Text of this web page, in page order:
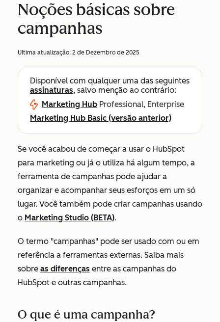
Noções básicas sobre
campanhas
Ultima atualização: 2 de Dezembro de 2025
Disponível com qualquer uma das seguintes
assinaturas, salvo menção ao contrário:
Marketing Hub Professional, Enterprise
Marketing Hub Basic (versão anterior)
Se você acabou de começar a usar o HubSpot
para marketing ou já o utiliza há algum tempo, a
ferramenta de campanhas pode ajudar a
organizar e acompanhar seus esforços em um só
lugar. Você também pode criar campanhas usando
o Marketing Studio (BETA).
O termo "campanhas" pode ser usado com ou em
referência a ferramentas externas. Saiba mais
sobre as diferenças entre as campanhas do
HubSpot e outras campanhas.
O que é uma campanha?